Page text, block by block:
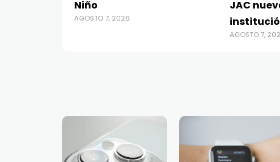
Niño
AGOSTO 7, 2026
JAC
AGOSTO 7,